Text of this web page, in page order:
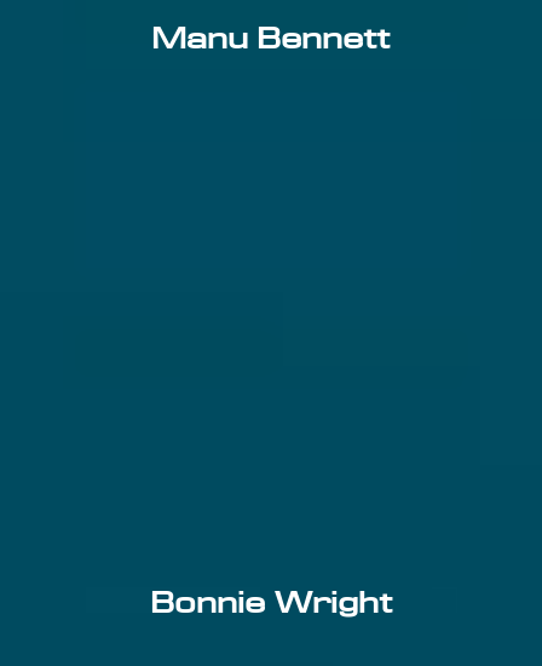
Manu Bennett
Bonnie Wright